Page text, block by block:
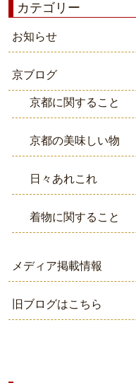
カテゴリー
お知らせ
京ブログ
京都に関すること
京都の美味しい物
日々あれこれ
着物に関すること
メディア掲載情報
旧ブログはこちら